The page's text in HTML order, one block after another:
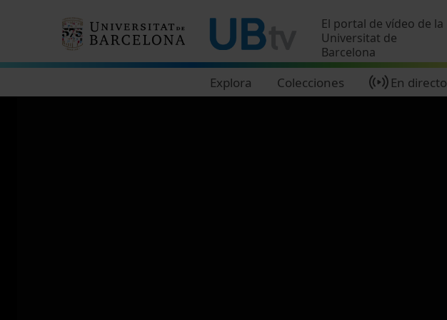
El portal de vídeo de la
Universitat de
Barcelona
Explora Colecciones En directo